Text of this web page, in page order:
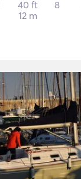
40 ft
12 m
8